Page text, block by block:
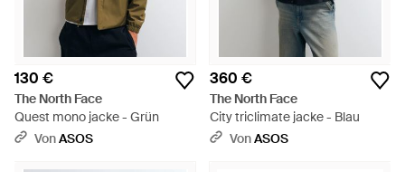
130 €
The North Face
Quest mono jacke - Grün
VonASOS
360 €
The North Face
City triclimate jacke - Blau
VonASOS